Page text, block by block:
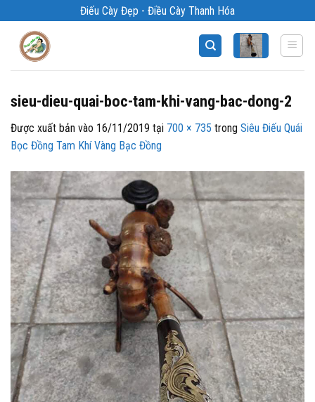
qua
Điếu Cày Đẹp - Điều Cày Thanh Hóa
sieu-dieu-quai-boc-tam-khi-vang-bac-dong-2
Được xuất bản vào 16/11/2019 tại 700 × 735 trong Siêu Điếu Quái
Bọc Đồng Tam Khí Vàng Bạc Đồng